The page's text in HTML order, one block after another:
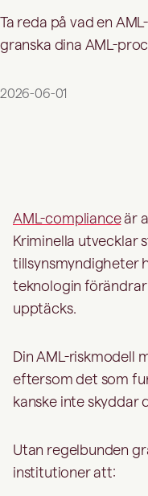
Ta reda på vad en
granska dina AML-
2026-06-01
AML-complianceär
Kriminella utvecklar
tillsynsmyndigheter
teknologin
upptäcks.
Din AML-riskmodell
eftersom det som
kanske inte skyddar
Utan regelbunden
institutioner att: